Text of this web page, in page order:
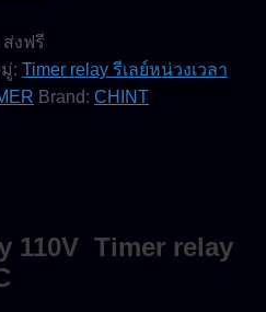
งฟรี
: Timer relay รีเลย์หน่วงเวลา
Brand: CHINT
Timer relay